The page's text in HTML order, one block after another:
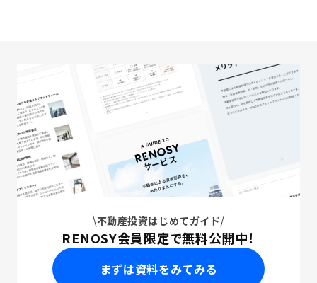
不動産投資はじめてガイド
RENOSY会員限定で無料公開中！
まずは資料をみてみる